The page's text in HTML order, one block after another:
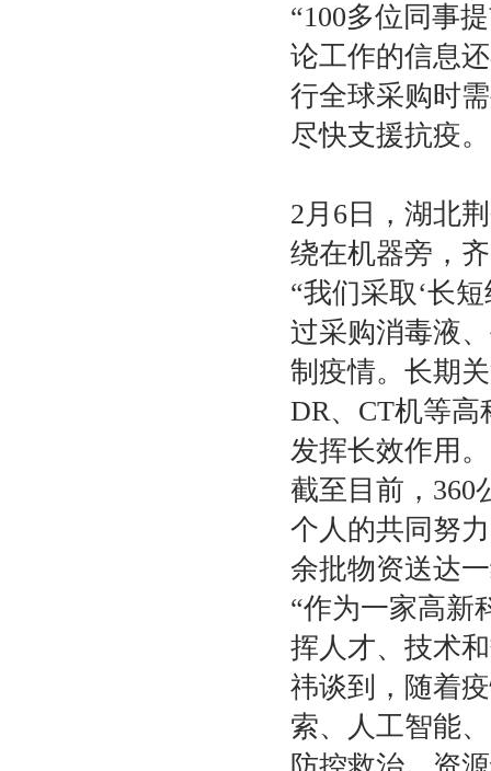
“100多位同事
论工作的信息
行全球采购时
尽快支援抗疫。
2月6日，湖北
绕在机器旁，
“我们采取‘长
过采购消毒液
制疫情。长期
DR、CT机等
发挥长效作用
截至目前，360
个人的共同努
余批物资送达
“作为一家高新
挥人才、技术
祎谈到，随着
索、人工智能